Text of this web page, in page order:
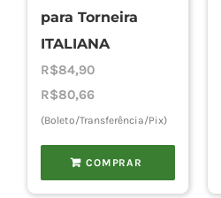
para Torneira
ITALIANA
R$84,90
R$80,66
(Boleto/Transferência/Pix)
COMPRAR